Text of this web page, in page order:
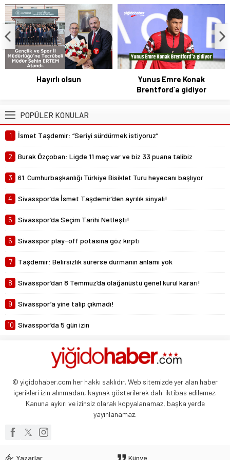
yapan Sivas Cumhuriyet Üniversitesi
Spor Bilimler...
Yunus Emre Konak
Sivasspor’da Bülent Uygun
dönemi
POPÜLER KONULAR
1 İsmet Taşdemir: “Seriyi sürdürmek istiyoruz”
2 Burak Özçoban: Ligde 11 maç var ve biz 33 puana talibiz
3 61. Cumhurbaşkanlığı Türkiye Bisiklet Turu heyecanı başlıyor
4 Sivasspor’da İsmet Taşdemir’den ayrılık sinyali!
5 Sivasspor’da Seçim Tarihi Netleşti!
6 Sivasspor play-off potasına göz kırptı
7 Taşdemir: Belirsizlik sürerse durmanın anlamı yok
8 Sivasspor’dan 8 Temmuz’da olağanüstü genel kurul kararı!
9 Sivasspor’a yine talip çıkmadı!
10 Sivasspor’da 5 gün izin
© yigidohaber.com her hakkı saklıdır. Web sitemizde yer alan haber
içerikleri izin alınmadan, kaynak gösterilerek dahi iktibas edilemez.
Kanuna aykırı ve izinsiz olarak kopyalanamaz, başka yerde
yayınlanamaz.
Yazarlar Künye